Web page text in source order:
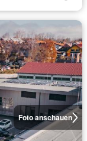
Foto anschauen